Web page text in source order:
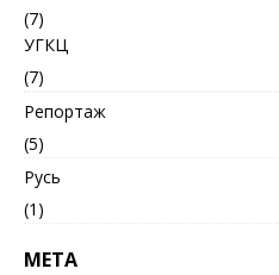
(7)
УГКЦ
(7)
Репортаж
(5)
Русь
(1)
МЕТА